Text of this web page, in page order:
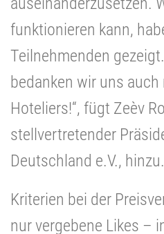
funktionieren kann,
Teilnehmenden
bedanken wir uns
Hoteliers!“, fügt Zeèv
stellvertretender
Deutschland e.V., hinzu.
Kriterien bei der
nur vergebene Likes –